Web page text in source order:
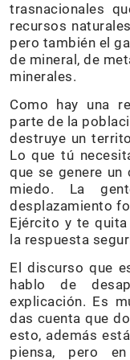
trasnacionales
recursos
pero también el
de mineral, de
minerales.
Como hay una
parte de la
destruye un
Lo que tú
que se genere un
miedo. La
desplazamiento
Ejército y te
la respuesta
El discurso que
hablo de
explicación. Es
das cuenta que
esto, además
piensa, pero